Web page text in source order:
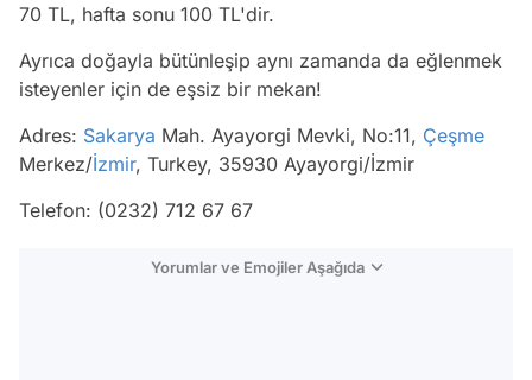
70 TL, hafta sonu 100 TL'dir.
Ayrıca doğayla bütünleşip aynı zamanda da eğlenmek
isteyenler için de eşsiz bir mekan!
Adres: Sakarya Mah. Ayayorgi Mevki, No:11, Çeşme
Merkez/İzmir, Turkey, 35930 Ayayorgi/İzmir
Telefon: (0232) 712 67 67
Yorumlar ve Emojiler Aşağıda